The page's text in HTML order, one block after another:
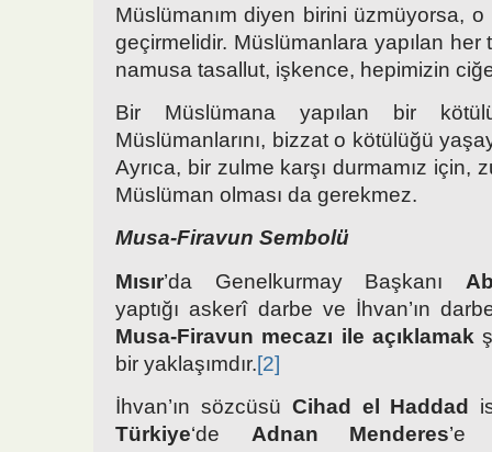
Müslümanım diyen birini üzmüyorsa,
geçirmelidir. Müslümanlara yapılan her
namusa tasallut, işkence, hepimizin
Bir Müslümana yapılan bir
Müslümanlarını, bizzat o kötülüğü
Ayrıca, bir zulme karşı durmamız için,
Müslüman olması da gerekmez.
Musa-Firavun Sembolü
Mısır’da Genelkurmay Başkanı
yaptığı askerî darbe ve İhvan’ın
Musa-Firavun mecazı ile açıklamak
bir yaklaşımdır.[2]
İhvan’ın sözcüsü Cihad el Haddad
Türkiye‘de Adnan Menderes’e